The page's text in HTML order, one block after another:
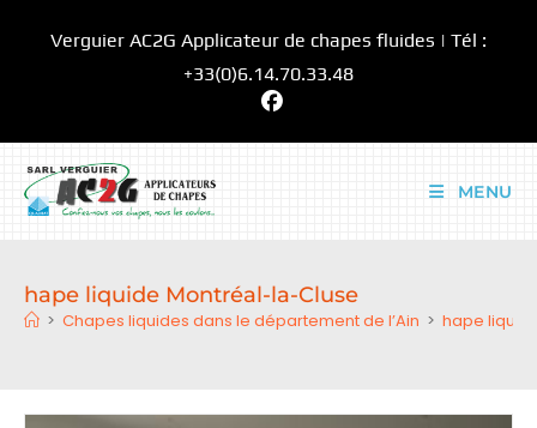
Verguier AC2G Applicateur de chapes fluides | Tél :
+33(0)6.14.70.33.48
MENU
hape liquide Montréal-la-Cluse
> Chapes liquides dans le département de l’Ain > hape